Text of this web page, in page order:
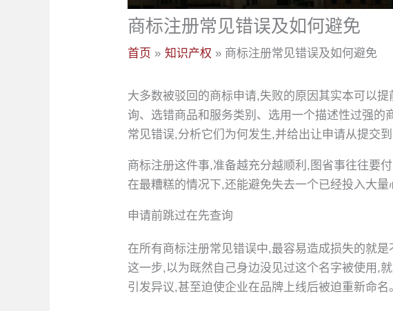
商标注册常见错误及如何避免
首页 知识产权 商标注册常见错误及如何避免
大多数被驳回的商标申请,失败的原因其实本可以
询、选错商品和服务类别、选用一个描述性过强
常见错误,分析它们为何发生,并给出让申请从提交
商标注册这件事,准备越充分越顺利,图省事往往要
在最糟糕的情况下,还能避免失去一个已经投入大量
申请前跳过在先查询
在所有商标注册常见错误中,最容易造成损失的就
这一步,以为既然自己身边没见过这个名字被使用,
引发异议,甚至迫使企业在品牌上线后被迫重新命名